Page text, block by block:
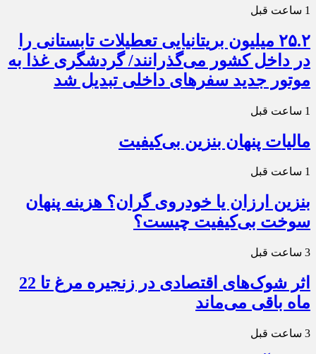
1 ساعت قبل
۲۵.۲ میلیون بریتانیایی تعطیلات تابستانی را
در داخل کشور می‌گذرانند/ گردشگری غذا به
موتور جدید سفرهای داخلی تبدیل شد
1 ساعت قبل
مالیات پنهان بنزین بی‌کیفیت
1 ساعت قبل
بنزین ارزان یا خودروی گران؟ هزینه پنهان
سوخت بی‌کیفیت چیست؟
3 ساعت قبل
اثر شوک‌های اقتصادی در زنجیره مرغ تا 22
ماه باقی می‌ماند
3 ساعت قبل